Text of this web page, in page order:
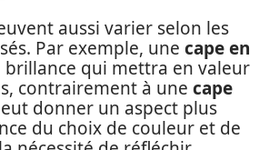
aussi varier selon les
Par exemple, une cape en
brillance qui mettra en valeur
contrairement à une cape
donner un aspect plus
du choix de couleur et de